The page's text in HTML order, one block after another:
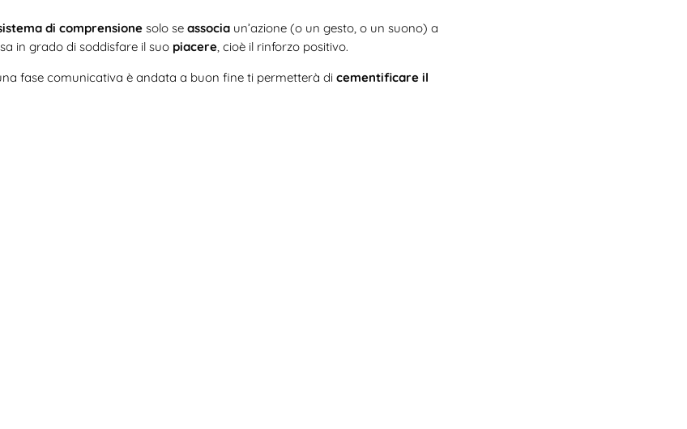
di comprensionesolo se associaun’azione (o un gesto, o un suono) a
in grado di soddisfare il suo piacere, cioè il rinforzo positivo.
fase comunicativa è andata a buon fine ti permetterà di cementificare il